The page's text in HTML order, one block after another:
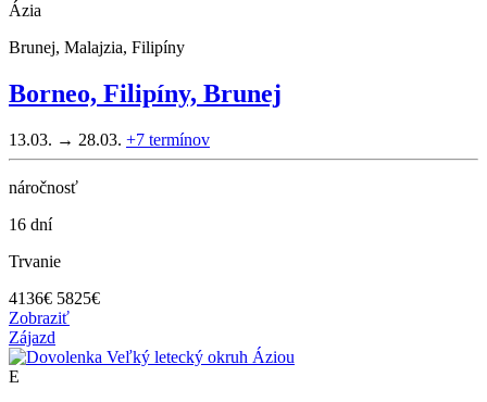
Ázia
Brunej, Malajzia, Filipíny
Borneo, Filipíny, Brunej
13.03. → 28.03. +7 termínov
náročnosť
16 dní
Trvanie
4136€ 5825€
Zobraziť
Zájazd
E